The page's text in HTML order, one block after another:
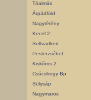
Tóalmás
Árpádföld
Nagytétény
Kecel 2
Soltvadkert
Pesterzsébet
Kiskõrös 2
Csúcshegy Bp.
Sülysáp
Nagymaros